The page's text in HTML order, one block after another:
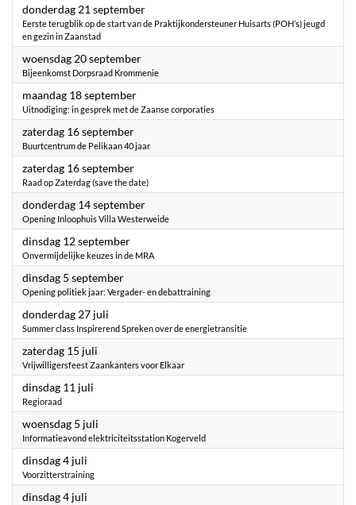
donderdag 21 september2023
Eerste terugblik op de start van de Praktijkondersteuner Huisarts (POH’s) jeugd
en gezin in Zaanstad
woensdag 20 september2023
Bijeenkomst Dorpsraad Krommenie
maandag 18 september2023
Uitnodiging: in gesprek met de Zaanse corporaties
zaterdag 16 september2023
Buurtcentrum de Pelikaan 40 jaar
zaterdag 16 september2023
Raad op Zaterdag (save the date)
donderdag 14 september2023
Opening Inloophuis Villa Westerweide
dinsdag 12 september2023
Onvermijdelijke keuzes in de MRA
dinsdag 5 september2023
Opening politiek jaar: Vergader- en debattraining
donderdag 27 juli
Summer class Inspirerend Spreken over de energietransitie
zaterdag 15 juli
Vrijwilligersfeest Zaankanters voor Elkaar
dinsdag 11 juli
Regioraad
woensdag 5 juli
Informatieavond elektriciteitsstation Kogerveld
dinsdag 4 juli
Voorzitterstraining
dinsdag 4 juli